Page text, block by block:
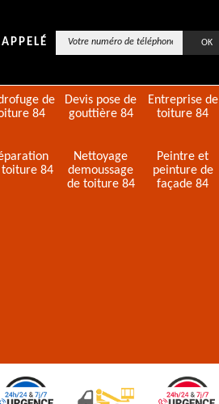
de
84
Devis pose de
gouttière 84
Entreprise de
toiture 84
toiture 84
Nettoyage
demoussage
de toiture 84
Peintre et
peinture de
façade 84